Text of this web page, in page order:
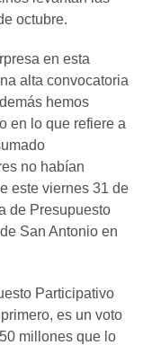
octubre.
en esta
alta convocatoria
hemos
en lo que refiere a
no habían
este viernes 31 de
de Presupuesto
San Antonio en
Participativo
es un voto
millones que lo